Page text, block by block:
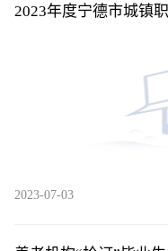
2023年度宁德市城镇
2023-07-03